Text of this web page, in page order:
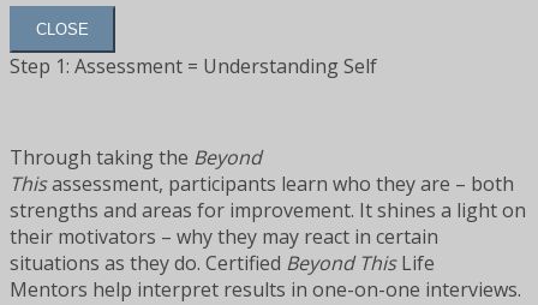
CLOSE
Step 1: Assessment = Understanding Self
Through taking the Beyond
Thisassessment, participants learn who they are – both
strengths and areas for improvement. It shines a light on
their motivators – why they may react in certain
situations as they do. Certified Beyond ThisLife
Mentors help interpret results in one-on-one interviews.